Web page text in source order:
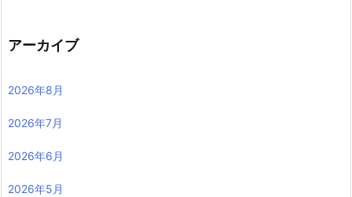
アーカイブ
2026年8月
2026年7月
2026年6月
2026年5月